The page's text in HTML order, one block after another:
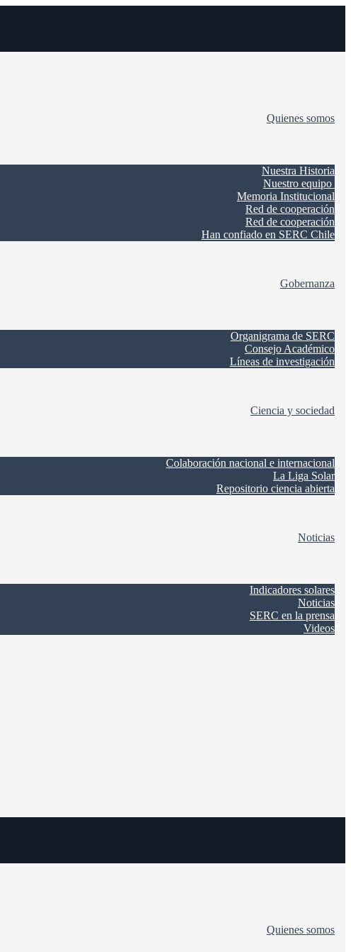
Quienes somos
Nuestra Historia
Nuestro equipo
Memoria Institucional
Red de cooperación
Red de cooperación
Han confiado en SERC Chile
Gobernanza
Organigrama de SERC
Consejo Académico
Líneas de investigación
Ciencia y sociedad
Colaboración nacional e internacional
La Liga Solar
Repositorio ciencia abierta
Noticias
Indicadores solares
Noticias
SERC en la prensa
Videos
Quienes somos